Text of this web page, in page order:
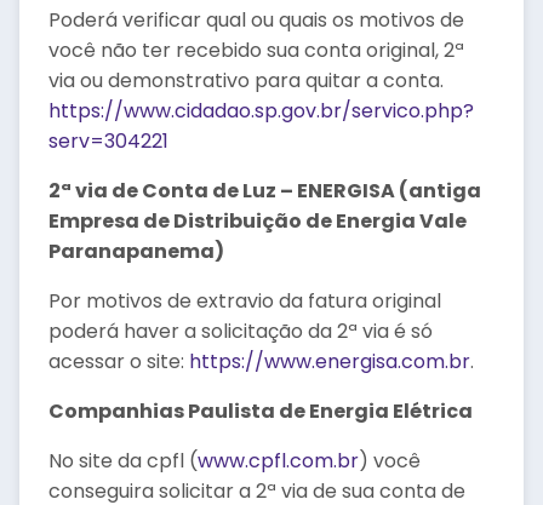
Poderá verificar qual ou quais os motivos de
você não ter recebido sua conta original, 2ª
via ou demonstrativo para quitar a conta.
https://www.cidadao.sp.gov.br/servico.php?
serv=304221
2ª via de Conta de Luz – ENERGISA (antiga
Empresa de Distribuição de Energia Vale
Paranapanema)
Por motivos de extravio da fatura original
poderá haver a solicitação da 2ª via é só
acessar o site: https://www.energisa.com.br.
Companhias Paulista de Energia Elétrica
No site da cpfl (www.cpfl.com.br) você
conseguira solicitar a 2ª via de sua conta de